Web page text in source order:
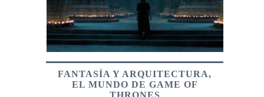
FANTASÍA Y ARQUITECTURA,
EL MUNDO DE GAME OF
THRONES